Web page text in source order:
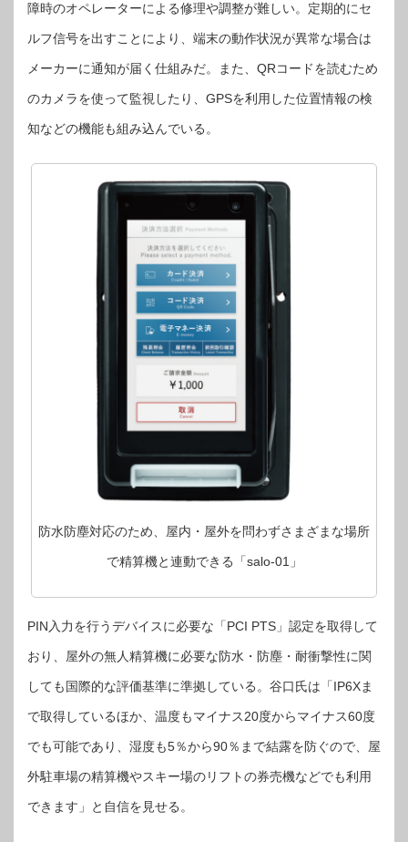
障時のオペレーターによる修理や調整が難しい。定期的にセ
ルフ信号を出すことにより、端末の動作状況が異常な場合は
メーカーに通知が届く仕組みだ。また、QRコードを読むため
のカメラを使って監視したり、GPSを利用した位置情報の検
知などの機能も組み込んでいる。
防水防塵対応のため、屋内・屋外を問わずさまざまな場所
で精算機と連動できる「salo-01」
PIN入力を行うデバイスに必要な「PCI PTS」認定を取得して
おり、屋外の無人精算機に必要な防水・防塵・耐衝撃性に関
しても国際的な評価基準に準拠している。谷口氏は「IP6Xま
で取得しているほか、温度もマイナス20度からマイナス60度
でも可能であり、湿度も5％から90％まで結露を防ぐので、屋
外駐車場の精算機やスキー場のリフトの券売機などでも利用
できます」と自信を見せる。